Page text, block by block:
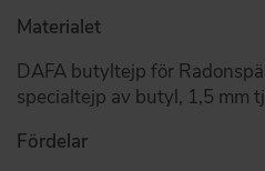
Materialet
DAFA butyltejp för
specialtejp av butyl, 1,5 mm
Fördelar